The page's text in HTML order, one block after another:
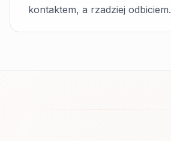
kontaktem, a rzadziej odbiciem.